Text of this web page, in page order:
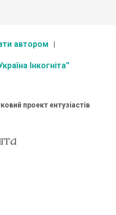
автором
Інкогніта”
проект ентузіастів